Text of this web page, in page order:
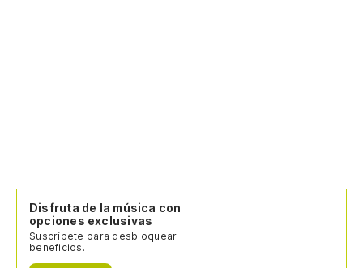
Disfruta de la música con
opciones exclusivas
Suscríbete para desbloquear
beneficios.